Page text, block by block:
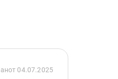
от 04.07.2025